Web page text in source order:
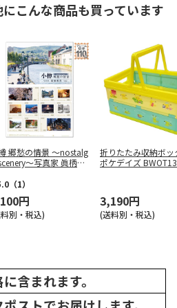
こんな商品も買っています
郷愁の情景 ～nostalg
～写真家 眞柄利
（1）
円
別・税込)
折りたたみ収納ボッ
ポケデイズ BWOT13
3,190円
(送料別・税込)
含まれます。